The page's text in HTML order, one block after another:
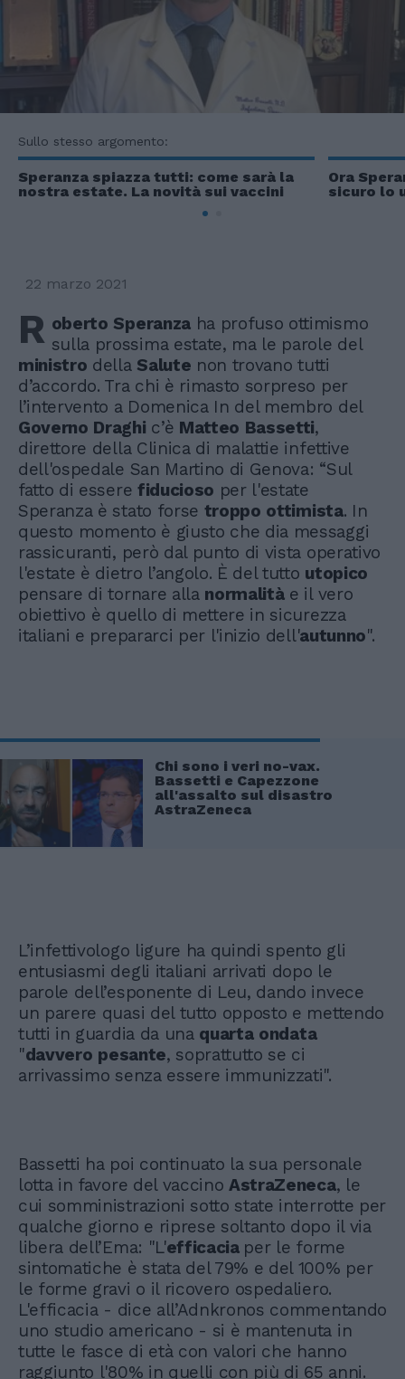
Sullo stesso argomento:
Speranza spiazza tutti: come sarà la
nostra estate. La novità sui vaccini
Ora
sicuro lo
22 marzo 2021
R oberto Speranzaha profuso ottimismo
sulla prossima estate, ma le parole del
ministro della Salute non trovano tutti
d’accordo. Tra chi è rimasto sorpreso per
l’intervento a Domenica In del membro del
Governo Draghi c’è Matteo Bassetti,
direttore della Clinica di malattie infettive
dell'ospedale San Martino di Genova: “Sul
fatto di essere fiducioso per l'estate
Speranza è stato forse troppo ottimista. In
questo momento è giusto che dia messaggi
rassicuranti, però dal punto di vista operativo
l'estate è dietro l’angolo. È del tutto utopico
pensare di tornare alla normalitàe il vero
obiettivo è quello di mettere in sicurezza
italiani e prepararci per l'inizio dell'autunno".
Chi sono i veri no-vax.
Bassetti e Capezzone
all'assalto sul disastro
AstraZeneca
L’infettivologo ligure ha quindi spento gli
entusiasmi degli italiani arrivati dopo le
parole dell’esponente di Leu, dando invece
un parere quasi del tutto opposto e mettendo
tutti in guardia da una quarta ondata
"davvero pesante, soprattutto se ci
arrivassimo senza essere immunizzati".
Bassetti ha poi continuato la sua personale
lotta in favore del vaccinoAstraZeneca, le
cui somministrazioni sotto state interrotte per
qualche giorno e riprese soltanto dopo il via
libera dell’Ema: "L'efficacia per le forme
sintomatiche è stata del 79% e del 100% per
le forme gravi o il ricovero ospedaliero.
L'efficacia - dice all’Adnkronos commentando
uno studio americano - si è mantenuta in
tutte le fasce di età con valori che hanno
raggiunto l'80% in quelli con più di 65 anni.